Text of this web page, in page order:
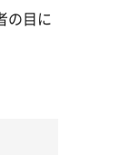
の目に